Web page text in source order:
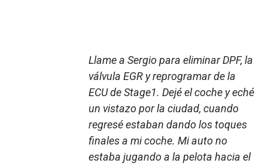
Llame a Sergio para eliminar DPF, la
válvula EGR y reprogramar de la
ECU de Stage1. Dejé el coche y eché
un vistazo por la ciudad, cuando
regresé estaban dando los toques
finales a mi coche. Mi auto no
estaba jugando a la pelota hacia el